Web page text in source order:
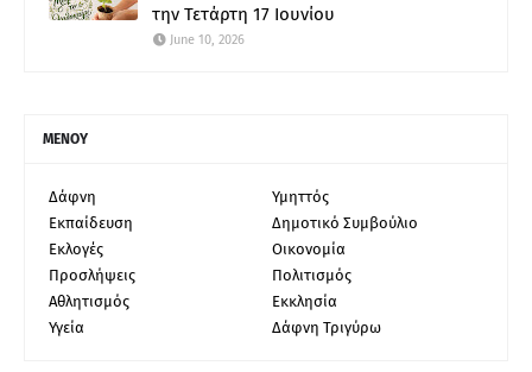
την Τετάρτη 17 Ιουνίου
June 10, 2026
ΜΕΝΟΥ
Δάφνη
Υμηττός
Εκπαίδευση
Δημοτικό Συμβούλιο
Εκλογές
Οικονομία
Προσλήψεις
Πολιτισμός
Αθλητισμός
Εκκλησία
Υγεία
Δάφνη Τριγύρω